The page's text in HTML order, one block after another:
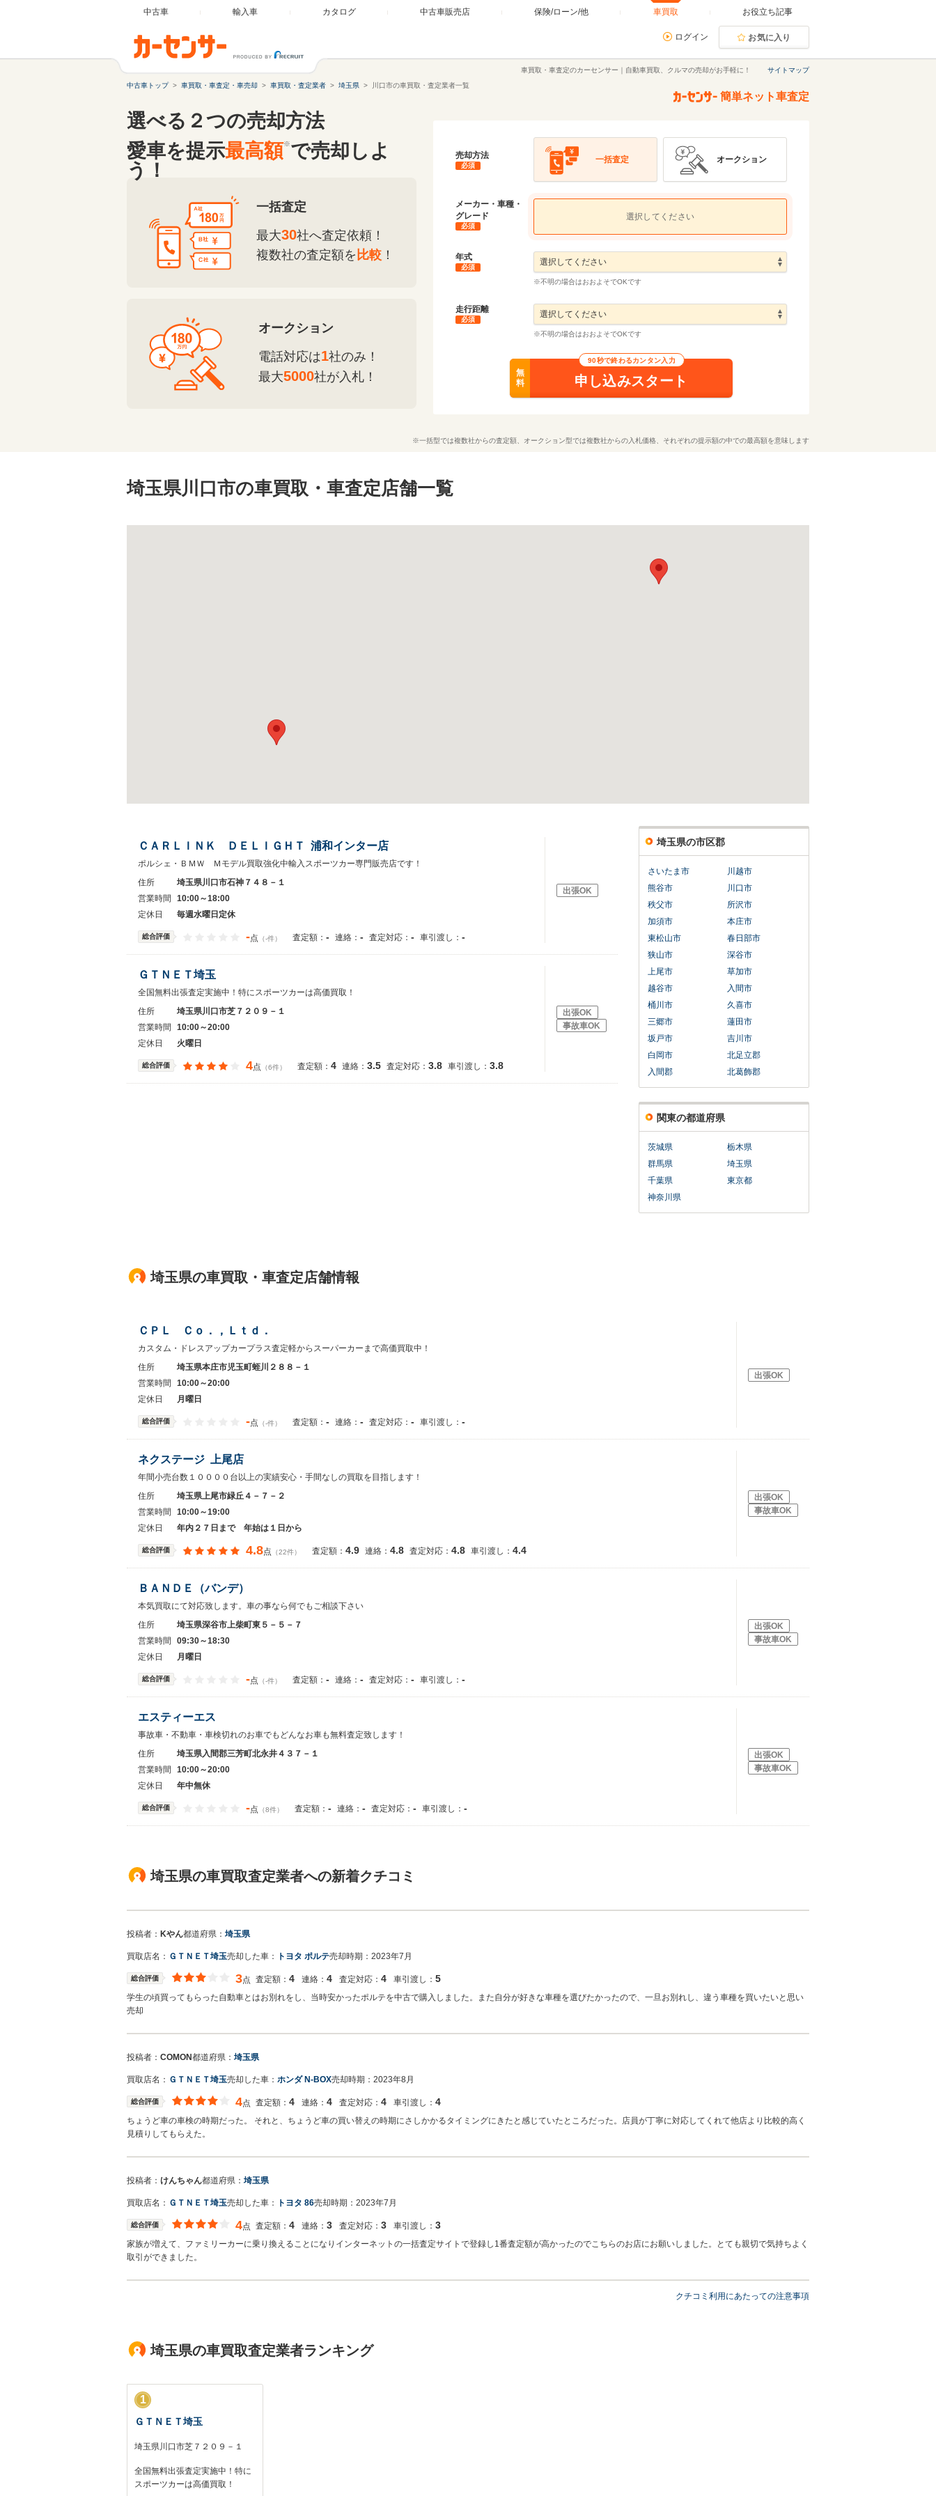
中古車 輸入車 カタログ 中古車販売店 保険/ローン/他 車買取 お役立ち記事
ログイン お気に入り
サイトマップ
車買取・車査定のカーセンサー｜自動車買取、クルマの売却がお手軽に！
中古車トップ
車買取・車査定・車売却 車買取・査定業者 埼玉県 川口市の車買取・査定業者一覧
選べる２つの売却方法
愛車を提示最高額※で売却しよ
う！
一括査定
最大30社へ査定依頼！
複数社の査定額を 比較 ！
オークション
電話対応は1社のみ！
最大5000社が入札！
簡単ネット車査定
売却方法
必須
一括査定 オークション
メーカー・車種・
グレード
必須
選択してください
年式
必須
※不明の場合はおおよそでOKです
走行距離
必須
※不明の場合はおおよそでOKです
90秒で終わるカンタン入力
無
料
申し込みスタート
※一括型では複数社からの査定額、オークション型では複数社からの入札価格、それぞれの提示額の中での最高額を意味します
埼玉県川口市の車買取・車査定店舗一覧
ＣＡＲＬＩＮＫ ＤＥＬＩＧＨＴ 浦和インター店
ポルシェ・ＢＭＷ Ｍモデル買取強化中輸入スポーツカー専門販売店です！
住所
埼玉県川口市石神７４８－１
営業時間
10:00～18:00
定休日
毎週水曜日定休
総合評価 -点 （-件） 査定額： - 連絡： - 査定対応： - 車引渡し： -
出張OK
ＧＴＮＥＴ埼玉
全国無料出張査定実施中！特にスポーツカーは高価買取！
住所
埼玉県川口市芝７２０９－１
営業時間
10:00～20:00
定休日
火曜日
総合評価 4点 （6件） 査定額： 4 連絡： 3.5 査定対応： 3.8 車引渡し： 3.8
出張OK
事故車OK
埼玉県の市区郡
さいたま市
川越市
熊谷市
川口市
秩父市
所沢市
加須市
本庄市
東松山市
春日部市
狭山市
深谷市
上尾市
草加市
越谷市
入間市
桶川市
久喜市
三郷市
蓮田市
坂戸市
吉川市
白岡市
北足立郡
入間郡
北葛飾郡
関東の都道府県
茨城県
栃木県
群馬県
埼玉県
千葉県
東京都
神奈川県
埼玉県の車買取・車査定店舗情報
ＣＰＬ Ｃｏ．，Ｌｔｄ．
カスタム・ドレスアップカープラス査定軽からスーパーカーまで高価買取中！
住所
埼玉県本庄市児玉町蛭川２８８－１
営業時間
10:00～20:00
定休日
月曜日
総合評価 -点 （-件） 査定額： - 連絡： - 査定対応： - 車引渡し： -
出張OK
ネクステージ 上尾店
年間小売台数１００００台以上の実績安心・手間なしの買取を目指します！
住所
埼玉県上尾市緑丘４－７－２
営業時間
10:00～19:00
定休日
年内２７日まで 年始は１日から
総合評価 4.8点 （22件） 査定額： 4.9 連絡： 4.8 査定対応： 4.8 車引渡し： 4.4
出張OK
事故車OK
ＢＡＮＤＥ（バンデ）
本気買取にて対応致します。車の事なら何でもご相談下さい
住所
埼玉県深谷市上柴町東５－５－７
営業時間
09:30～18:30
定休日
月曜日
総合評価 -点 （-件） 査定額： - 連絡： - 査定対応： - 車引渡し： -
出張OK
事故車OK
エスティーエス
事故車・不動車・車検切れのお車でもどんなお車も無料査定致します！
住所
埼玉県入間郡三芳町北永井４３７－１
営業時間
10:00～20:00
定休日
年中無休
総合評価 -点 （8件） 査定額： - 連絡： - 査定対応： - 車引渡し： -
出張OK
事故車OK
埼玉県の車買取査定業者への新着クチコミ
投稿者： Kやん都道府県： 埼玉県
買取店名： ＧＴＮＥＴ埼玉売却した車： トヨタ ポルテ売却時期： 2023年7月
総合評価 3点 査定額： 4 連絡： 4 査定対応： 4 車引渡し： 5
学生の頃買ってもらった自動車とはお別れをし、当時安かったポルテを中古で購入しました。また自分が好きな車種を選びたかったので、一旦お別れし、違う車種を買いたいと思い
売却
投稿者： COMON都道府県： 埼玉県
買取店名： ＧＴＮＥＴ埼玉売却した車： ホンダ N-BOX売却時期： 2023年8月
総合評価 4点 査定額： 4 連絡： 4 査定対応： 4 車引渡し： 4
ちょうど車の車検の時期だった。 それと、ちょうど車の買い替えの時期にさしかかるタイミングにきたと感じていたところだった。店員が丁寧に対応してくれて他店より比較的高く
見積りしてもらえた。
投稿者： けんちゃん都道府県： 埼玉県
買取店名： ＧＴＮＥＴ埼玉売却した車： トヨタ 86売却時期： 2023年7月
総合評価 4点 査定額： 4 連絡： 3 査定対応： 3 車引渡し： 3
家族が増えて、ファミリーカーに乗り換えることになりインターネットの一括査定サイトで登録し1番査定額が高かったのでこちらのお店にお願いしました。とても親切で気持ちよく
取引ができました。
クチコミ利用にあたっての注意事項
埼玉県の車買取査定業者ランキング
1
ＧＴＮＥＴ埼玉
埼玉県川口市芝７２０９－１
全国無料出張査定実施中！特に
スポーツカーは高価買取！